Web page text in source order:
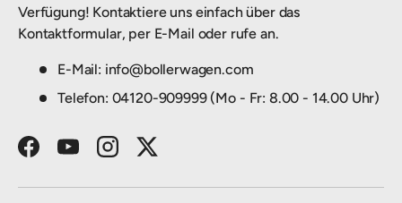
Verfügung! Kontaktiere uns einfach über das
Kontaktformular, per E-Mail oder rufe an.
E-Mail: info@bollerwagen.com
Telefon: 04120-909999 (Mo - Fr: 8.00 - 14.00 Uhr)
FacebookYouTubeInstagramTwitter